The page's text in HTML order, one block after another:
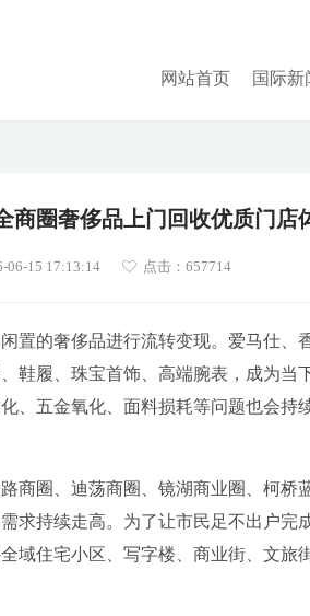
网站首页 国际新
商圈奢侈品上门回收优质门店
06-15 17:13:14 点击： 657714
置的奢侈品进行流转变现。爱马仕、
鞋履、珠宝首饰、高端腕表，成为当
、五金氧化、面料损耗等问题也会持
商圈、迪荡商圈、镜湖商业圈、柯桥
求持续走高。为了让市民足不出户完
域住宅小区、写字楼、商业街、文旅